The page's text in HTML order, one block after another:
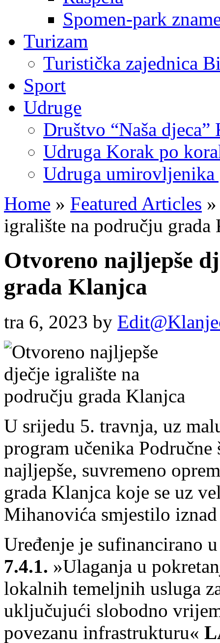
Spomen-park
Turizam
Turistička zajednica
Sport
Udruge
Društvo “Naša djeca”
Udruga Korak po
Udruga umirovljenika
Home » Featured Articles »
igralište na području grada
Otvoreno najljepše
grada Klanjca
tra 6, 2023 by
U srijedu 5. travnja, uz
program učenika
najljepše, suvremeno
grada Klanjca koje se uz
Mihanovića smjestilo
Uređenje je sufinancirano
7.4.1. »Ulaganja u
lokalnih temeljnih usluga
uključujući slobodno
povezanu infrastrukturu«